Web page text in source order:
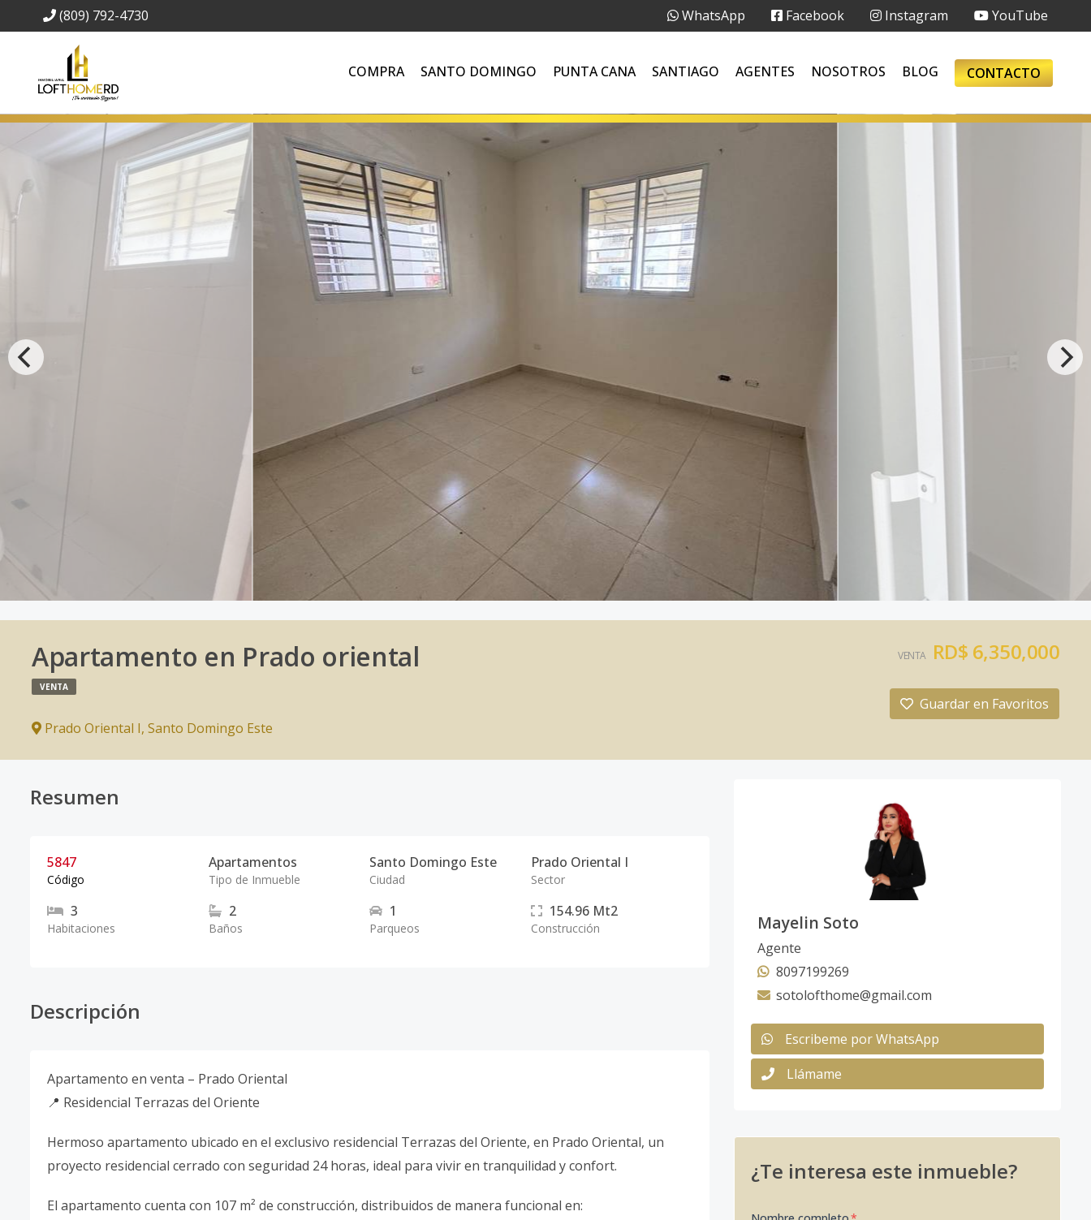
(809) 792-4730 WhatsApp Facebook Instagram YouTube
COMPRA SANTO DOMINGO PUNTA CANA SANTIAGO AGENTES NOSOTROS BLOG CONTACTO
Apartamento en Prado oriental
VENTA
Prado Oriental I, Santo Domingo Este
VENTA RD$ 6,350,000
Guardar en Favoritos
Resumen
5847
Código
Apartamentos
Tipo de Inmueble
Santo Domingo Este
Ciudad
Prado Oriental I
Sector
3
Habitaciones
2
Baños
1
Parqueos
154.96 Mt2
Construcción
Descripción
Apartamento en venta – Prado Oriental
📍 Residencial Terrazas del Oriente
Hermoso apartamento ubicado en el exclusivo residencial Terrazas del Oriente, en Prado Oriental, un
proyecto residencial cerrado con seguridad 24 horas, ideal para vivir en tranquilidad y confort.
El apartamento cuenta con 107 m² de construcción, distribuidos de manera funcional en:
Mayelin Soto
Agente
8097199269
sotolofthome@gmail.com
Escribeme por WhatsApp
Llámame
¿Te interesa este inmueble?